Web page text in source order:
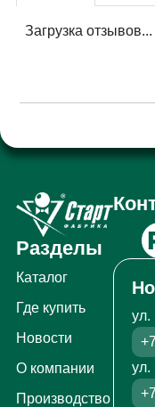
Загрузка отзывов...
Разделы
Каталог
Где купить
Новости
О компании
Производство
ул.
ул.